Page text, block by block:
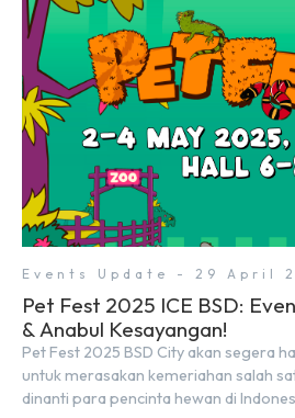
Events Update - 29 April
Pet Fest 2025 ICE BSD:
& Anabul Kesayangan!
Pet Fest 2025 BSD City akan segera
untuk merasakan kemeriahan salah
dinanti para pencinta hewan di